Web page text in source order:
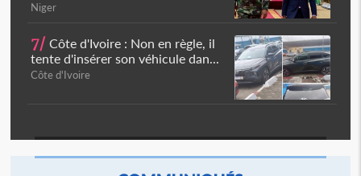
Niger
7/ Côte d'Ivoire : Non en règle, il
tente d'insérer son véhicule dan...
Côte d'Ivoire